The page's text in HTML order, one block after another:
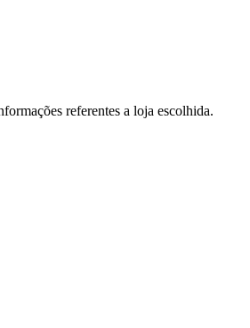
referentes a loja escolhida.